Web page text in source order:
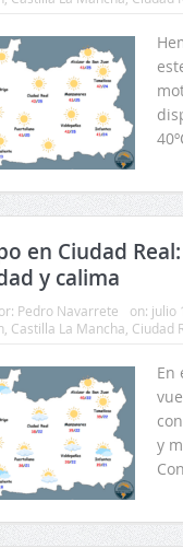
en Ciudad
y calima
Pedro Navarrete on: julio
Castilla La Mancha Ciudad
En
y